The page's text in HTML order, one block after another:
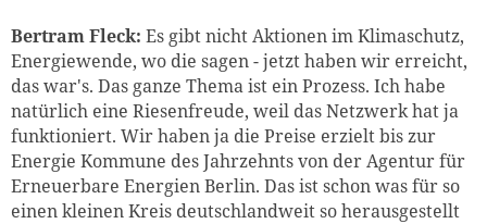
Bertram Fleck: Es gibt nicht Aktionen im Klimaschutz,
Energiewende, wo die sagen - jetzt haben wir erreicht,
das war's. Das ganze Thema ist ein Prozess. Ich habe
natürlich eine Riesenfreude, weil das Netzwerk hat ja
funktioniert. Wir haben ja die Preise erzielt bis zur
Energie Kommune des Jahrzehnts von der Agentur für
Erneuerbare Energien Berlin. Das ist schon was für so
einen kleinen Kreis deutschlandweit so herausgestellt